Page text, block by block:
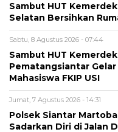
Sambut HUT
Selatan Bersihkan
Sabtu, 8 Agustus 2026 - 07:44
Sambut HUT
Pematangsiantar
Mahasiswa FKIP USI
Jumat, 7 Agustus 2026 - 14:31
Polsek Siantar
Sadarkan Diri di Jalan